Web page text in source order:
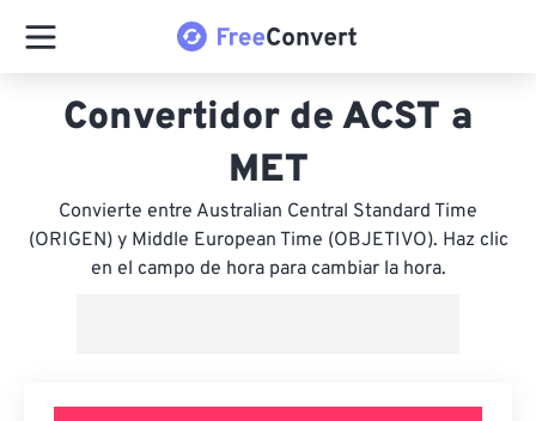
Convertidor de ACST a
MET
Convierte entre Australian Central Standard Time
(ORIGEN) y Middle European Time (OBJETIVO). Haz clic
en el campo de hora para cambiar la hora.